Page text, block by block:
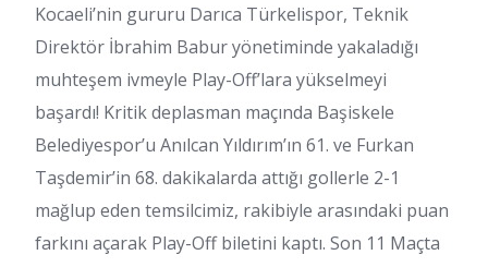
Kocaeli’nin gururu Darıca Türkelispor, Teknik
Direktör İbrahim Babur yönetiminde yakaladığı
muhteşem ivmeyle Play-Off’lara yükselmeyi
başardı! Kritik deplasman maçında Başiskele
Belediyespor’u Anılcan Yıldırım’ın 61. ve Furkan
Taşdemir’in 68. dakikalarda attığı gollerle 2-1
mağlup eden temsilcimiz, rakibiyle arasındaki puan
farkını açarak Play-Off biletini kaptı. Son 11 Maçta